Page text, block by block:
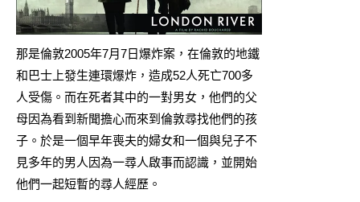
那是倫敦2005年7月7日爆炸案，在倫敦的地鐵
和巴士上發生連環爆炸，造成52人死亡700多
人受傷。而在死者其中的一對男女，他們的父
母因為看到新聞擔心而來到倫敦尋找他們的孩
子。於是一個早年喪夫的婦女和一個與兒子不
見多年的男人因為一尋人啟事而認識，並開始
他們一起短暫的尋人經歷。